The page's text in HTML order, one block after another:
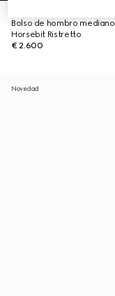
Bolso de hombro mediano
Horsebit Ristretto
€ 2.600
Novedad